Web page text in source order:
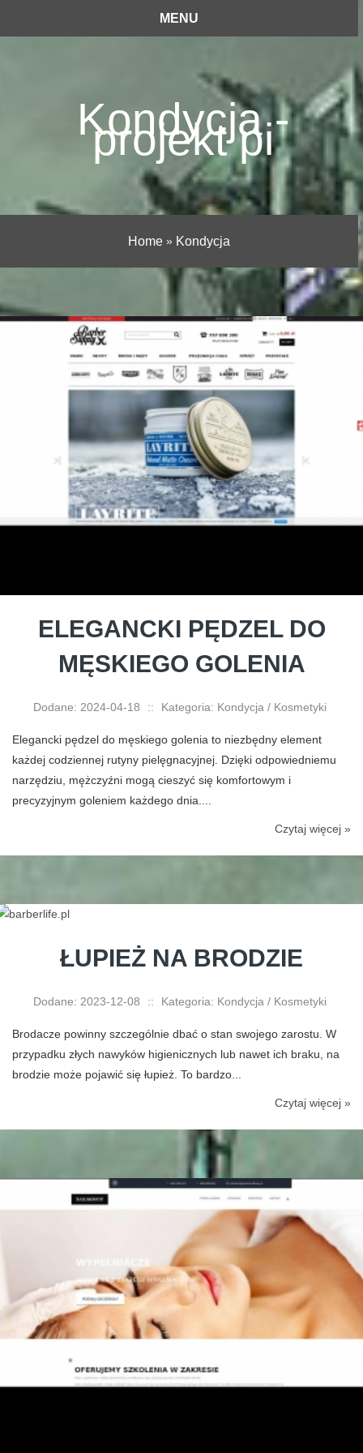
MENU
Kondycja -
projekt pi
Home » Kondycja
ELEGANCKI PĘDZEL DO
MĘSKIEGO GOLENIA
Dodane: 2024-04-18 :: Kategoria: Kondycja / Kosmetyki
Elegancki pędzel do męskiego golenia to niezbędny element
każdej codziennej rutyny pielęgnacyjnej. Dzięki odpowiedniemu
narzędziu, mężczyźni mogą cieszyć się komfortowym i
precyzyjnym goleniem każdego dnia....
Czytaj więcej »
ŁUPIEŻ NA BRODZIE
Dodane: 2023-12-08 :: Kategoria: Kondycja / Kosmetyki
Brodacze powinny szczególnie dbać o stan swojego zarostu. W
przypadku złych nawyków higienicznych lub nawet ich braku, na
brodzie może pojawić się łupież. To bardzo...
Czytaj więcej »